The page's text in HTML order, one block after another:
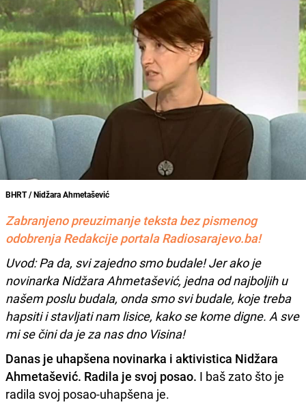
BHRT / Nidžara Ahmetašević
Zabranjeno preuzimanje teksta bez pismenog
odobrenja Redakcije portala Radiosarajevo.ba!
Uvod: Pa da, svi zajedno smo budale! Jer ako je
novinarka Nidžara Ahmetašević, jedna od najboljih u
našem poslu budala, onda smo svi budale, koje treba
hapsiti i stavljati nam lisice, kako se kome digne. A sve
mi se čini da je za nas dno Visina!
Danas je uhapšena novinarka i aktivistica Nidžara
Ahmetašević. Radila je svoj posao. I baš zato što je
radila svoj posao-uhapšena je.